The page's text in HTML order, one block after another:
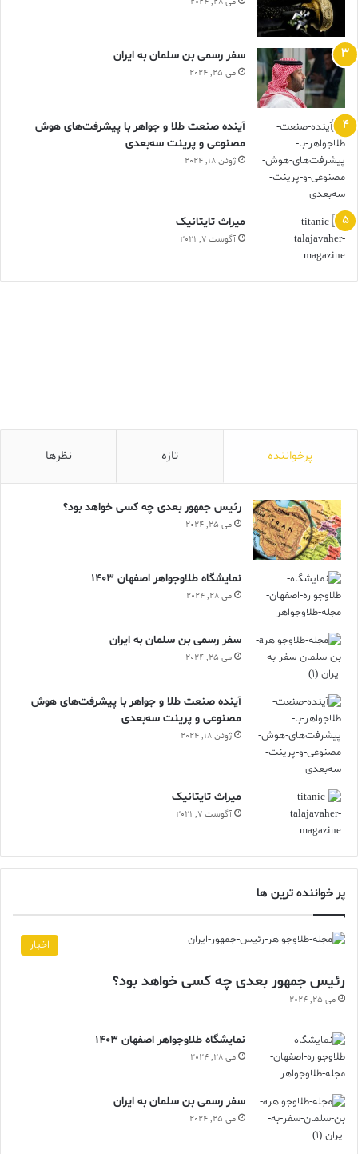
سفر رسمی بن سلمان به ایران
می 25, 2024
آینده صنعت طلا و جواهر با پیشرفت‌های هوش
مصنوعی و پرینت سه‌بعدی
ژوئن 18, 2024
ميراث تايتانيک
آگوست 7, 2021
پرخواننده تازه نظرها
رئیس جمهور بعدی چه کسی خواهد بود؟
می 25, 2024
نمایشگاه طلاوجواهر اصفهان 1403
می 28, 2024
سفر رسمی بن سلمان به ایران
می 25, 2024
آینده صنعت طلا و جواهر با پیشرفت‌های هوش
مصنوعی و پرینت سه‌بعدی
ژوئن 18, 2024
ميراث تايتانيک
آگوست 7, 2021
پر خواننده ترین ها
اخبار
رئیس جمهور بعدی چه کسی خواهد بود؟
می 25, 2024
نمایشگاه طلاوجواهر اصفهان 1403
می 28, 2024
سفر رسمی بن سلمان به ایران
می 25, 2024